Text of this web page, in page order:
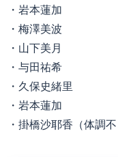
・岩本蓮加
・梅澤美波
・山下美月
・与田祐希
・久保史緒里
・岩本蓮加
・掛橋沙耶香（体調不